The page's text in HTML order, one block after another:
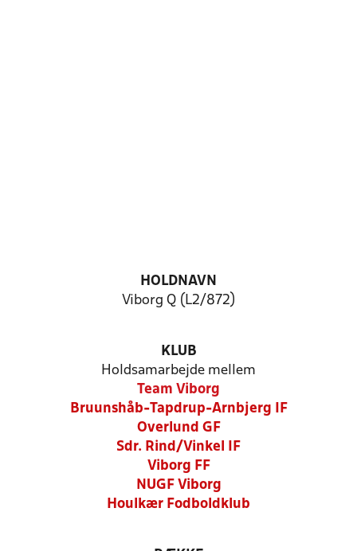
HOLDNAVN
Viborg Q (L2/872)
KLUB
Holdsamarbejde mellem
Team Viborg
Bruunshåb-Tapdrup-Arnbjerg IF
Overlund GF
Sdr. Rind/Vinkel IF
Viborg FF
NUGF Viborg
Houlkær Fodboldklub